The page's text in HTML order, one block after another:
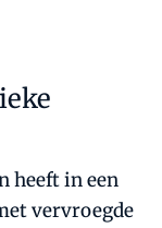
heeft in een
vervroegde